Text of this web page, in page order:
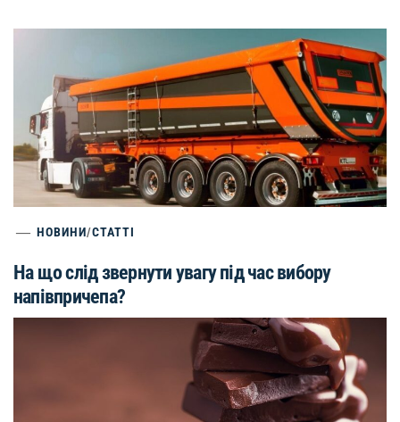
НОВИНИ/СТАТТІ
На що слід звернути увагу під час вибору
напівпричепа?